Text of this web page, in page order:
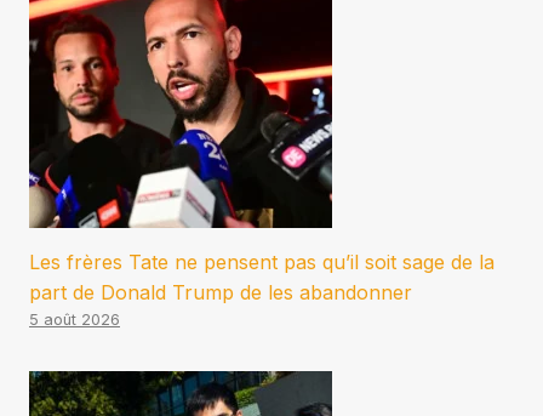
Les frères Tate ne pensent pas qu’il soit sage de la
part de Donald Trump de les abandonner
5 août 2026